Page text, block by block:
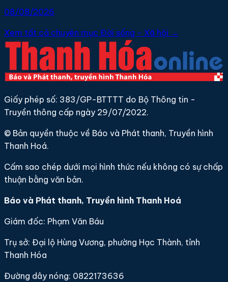
08/08/2026
Xem tất cả chuyên mục Đời sống - Xã hội →
Giấy phép số: 383/GP-BTTTT do Bộ Thông tin -
Truyền thông cấp ngày 29/07/2022.
© Bản quyền thuộc về Báo và Phát thanh, Truyền hình
Thanh Hoá.
Cấm sao chép dưới mọi hình thức nếu không có sự chấp
thuận bằng văn bản.
Báo và Phát thanh, Truyền hình Thanh Hoá
Giám đốc: Phạm Văn Báu
Trụ sở: Đại lộ Hùng Vương, phường Hạc Thành, tỉnh
Thanh Hóa
Đường dây nóng: 0822173636